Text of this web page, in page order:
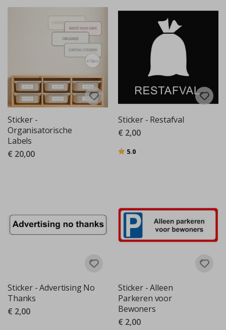
Sticker -
Organisatorische
Labels
€ 20,00
Sticker - Restafval
€ 2,00
Beoordeling:
5.0
Sticker - Advertising No
Thanks
€ 2,00
Sticker - Alleen
Parkeren voor
Bewoners
€ 2,00